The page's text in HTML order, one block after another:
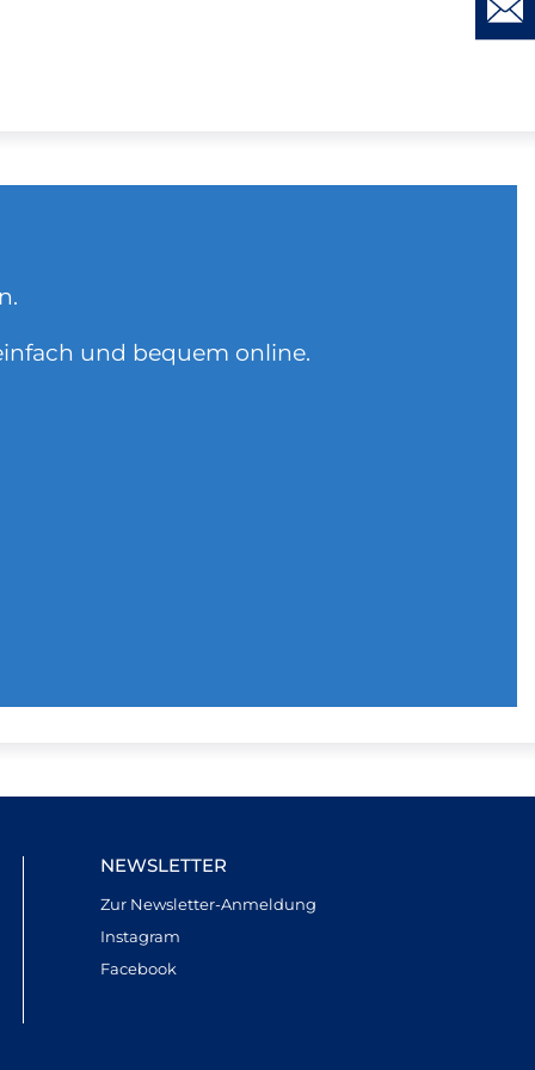
und bequem online.
NEWSLETTER
Zur Newsletter-Anmeldung
Instagram
Facebook